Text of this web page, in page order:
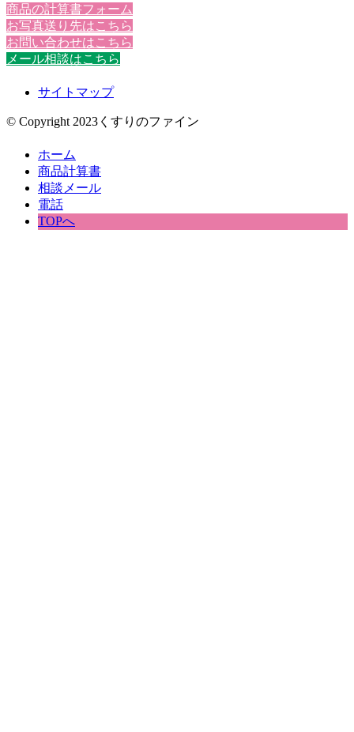
商品の計算書フォーム
お写真送り先はこちら
お問い合わせはこちら
メール相談はこちら
サイトマップ
© Copyright 2023くすりのファイン
ホーム
商品計算書
相談メール
電話
TOPへ